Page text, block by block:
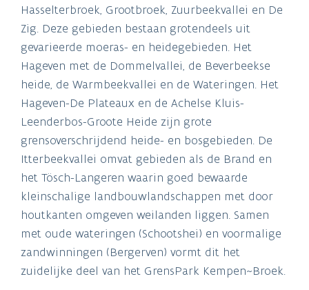
Hasselterbroek, Grootbroek, Zuurbeekvallei en De
Zig. Deze gebieden bestaan grotendeels uit
gevarieerde moeras- en heidegebieden. Het
Hageven met de Dommelvallei, de Beverbeekse
heide, de Warmbeekvallei en de Wateringen. Het
Hageven-De Plateaux en de Achelse Kluis-
Leenderbos-Groote Heide zijn grote
grensoverschrijdend heide- en bosgebieden. De
Itterbeekvallei omvat gebieden als de Brand en
het Tösch-Langeren waarin goed bewaarde
kleinschalige landbouwlandschappen met door
houtkanten omgeven weilanden liggen. Samen
met oude wateringen (Schootshei) en voormalige
zandwinningen (Bergerven) vormt dit het
zuidelijke deel van het GrensPark Kempen~Broek.